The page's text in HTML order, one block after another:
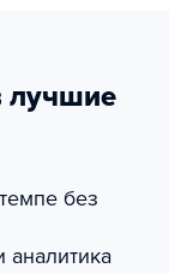
лучшие
без